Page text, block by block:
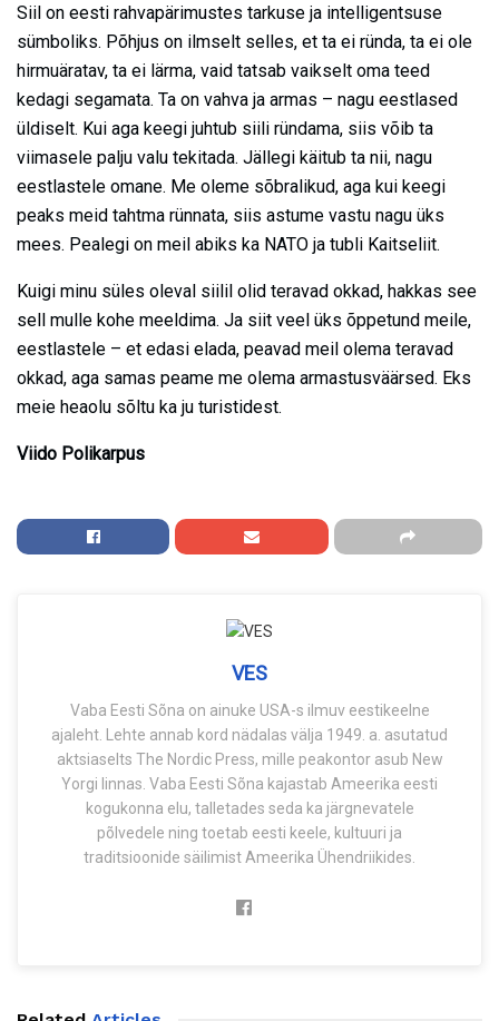
Siil on eesti rahvapärimustes tarkuse ja intelligentsuse
sümboliks. Põhjus on ilmselt selles, et ta ei ründa, ta ei ole
hirmuäratav, ta ei lärma, vaid tatsab vaikselt oma teed
kedagi segamata. Ta on vahva ja armas – nagu eestlased
üldiselt. Kui aga keegi juhtub siili ründama, siis võib ta
viimasele palju valu tekitada. Jällegi käitub ta nii, nagu
eestlastele omane. Me oleme sõbralikud, aga kui keegi
peaks meid tahtma rünnata, siis astume vastu nagu üks
mees. Pealegi on meil abiks ka NATO ja tubli Kaitseliit.
Kuigi minu süles oleval siilil olid teravad okkad, hakkas see
sell mulle kohe meeldima. Ja siit veel üks õppetund meile,
eestlastele – et edasi elada, peavad meil olema teravad
okkad, aga samas peame me olema armastusväärsed. Eks
meie heaolu sõltu ka ju turistidest.
Viido Polikarpus
VES
Vaba Eesti Sõna on ainuke USA-s ilmuv eestikeelne
ajaleht. Lehte annab kord nädalas välja 1949. a. asutatud
aktsiaselts The Nordic Press, mille peakontor asub New
Yorgi linnas. Vaba Eesti Sõna kajastab Ameerika eesti
kogukonna elu, talletades seda ka järgnevatele
põlvedele ning toetab eesti keele, kultuuri ja
traditsioonide säilimist Ameerika Ühendriikides.